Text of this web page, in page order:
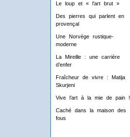
Le loup et « l’art brut »
Des pierres qui parlent en
provençal
Une Norvège rustique-
moderne
La Mireille : une carrière
d’enfer
Fraîcheur de vivre : Matija
Skurjeni
Vive l’art à la mie de pain !
Caché dans la maison des
fous